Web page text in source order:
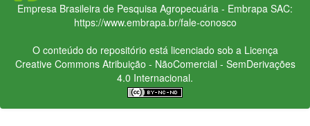
Empresa Brasileira de Pesquisa Agropecuária - Embrapa SAC:
https://www.embrapa.br/fale-conosco
O conteúdo do repositório está licenciado sob a Licença
Creative CommonsAtribuição - NãoComercial - SemDerivações
4.0 Internacional.